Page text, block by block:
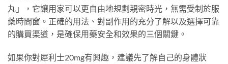
丸」，它讓用家可以更自由地規劃親密時光，無需受制於服
藥時間窗。正確的用法、對副作用的充分了解以及選擇可靠
的購買渠道，是確保用藥安全和效果的三個關鍵。
如果你對犀利士20mg有興趣，建議先了解自己的身體狀